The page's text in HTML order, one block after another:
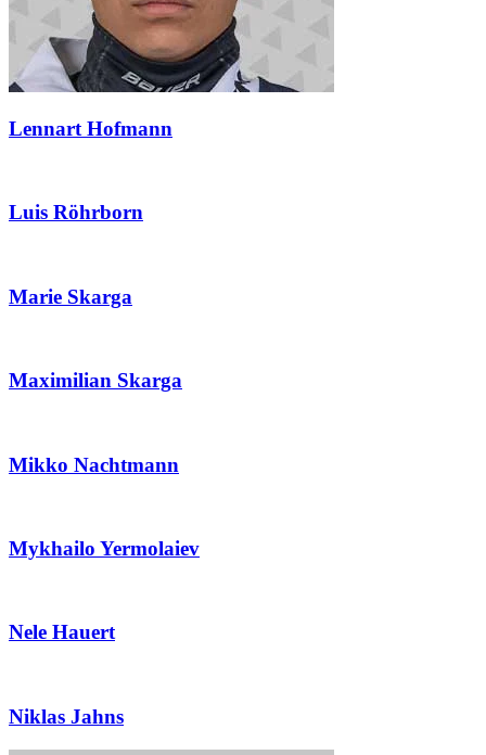
Lennart Hofmann
Luis Röhrborn
Marie Skarga
Maximilian Skarga
Mikko Nachtmann
Mykhailo Yermolaiev
Nele Hauert
Niklas Jahns